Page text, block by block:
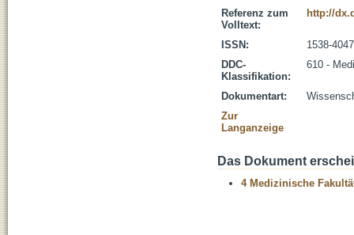
Referenz zum
Volltext:
http://
ISSN:
1538-4047
DDC-
Klassifikation:
610 -
Dokumentart:
Zur
Langanzeige
Das Dokument
4 Medizinische